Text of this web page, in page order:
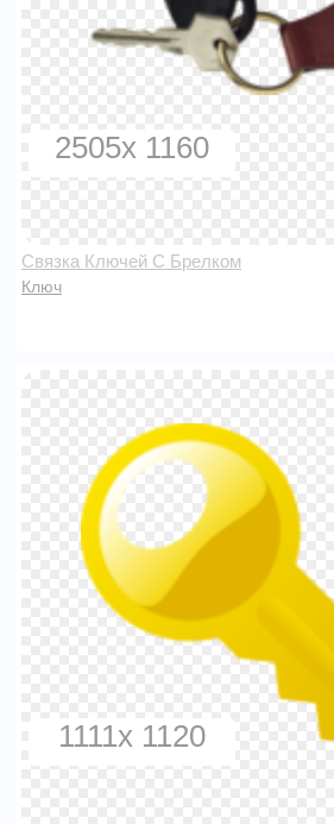
2505x 1160
Связка Ключей С Брелком
Ключ
1111x 1120